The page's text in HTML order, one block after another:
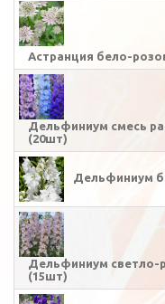
Астранция бело-
Дельфиниум смесь
(20шт)
Дельфиниум
Дельфиниум светло-
(15шт)